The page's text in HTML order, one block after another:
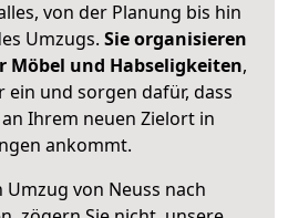
von der Planung bis hin
Umzugs. Sie organisieren
Möbel und Habseligkeiten,
ein und sorgen dafür, dass
Ihrem neuen Zielort in
ankommt.
Umzug von Neuss nach